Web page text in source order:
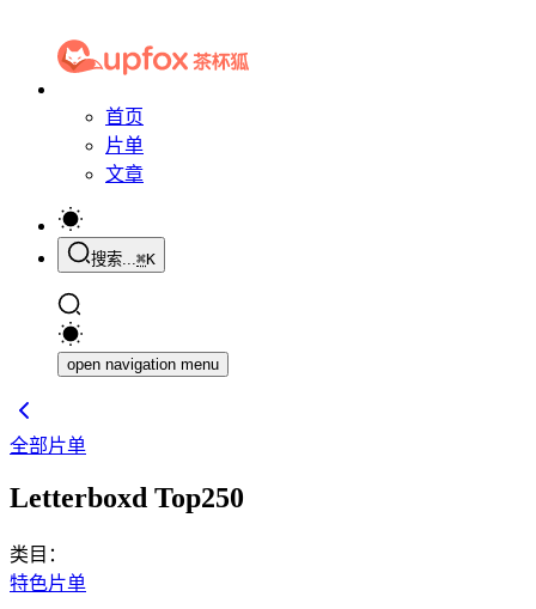
首页
片单
文章
搜索...⌘K
open navigation menu
全部片单
Letterboxd Top250
类目：
特色片单